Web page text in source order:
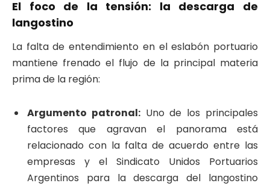
El foco de la tensión: la descarga de
langostino
La falta de entendimiento en el eslabón portuario
mantiene frenado el flujo de la principal materia
prima de la región:
Argumento patronal:Uno de los principales
factores que agravan el panorama está
relacionado con la falta de acuerdo entre las
empresas y el Sindicato Unidos Portuarios
Argentinos para la descarga del langostino